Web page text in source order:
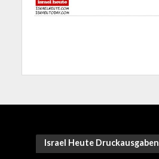
Israel Heute Druckausgaben